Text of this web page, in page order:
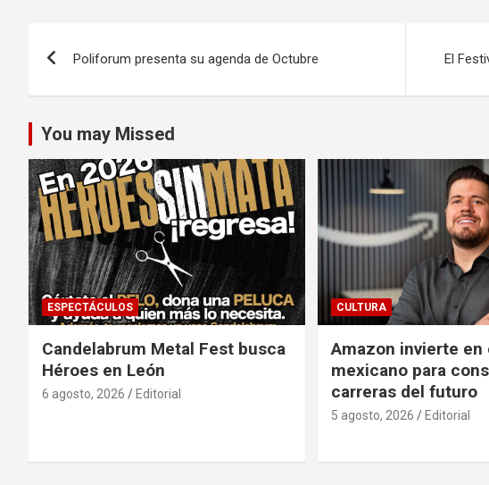
entradas
Poliforum presenta su agenda de Octubre El
You may Missed
ESPECTÁCULOS
Candelabrum Metal Fest busca
Héroes en León
6 agosto, 2026 Editorial
CULTURA
Amazon invierte en
mexicano para
carreras del futuro
5 agosto, 2026 Editorial